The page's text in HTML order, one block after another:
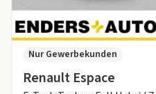
Renault Espace
Nur Gewerbekunden